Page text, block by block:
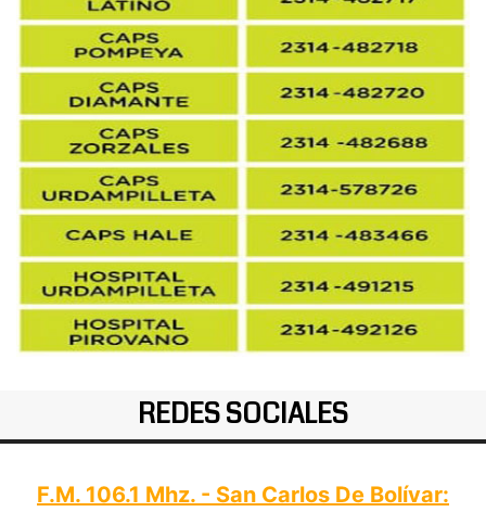
REDES SOCIALES
F.M. 106.1 Mhz. - San Carlos De Bolívar: